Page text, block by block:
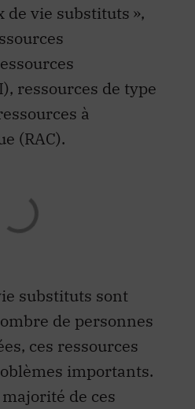
de vie substituts »,
ressources de type
à
(RAC).
substituts sont
de personnes
ces ressources
importants.
de ces